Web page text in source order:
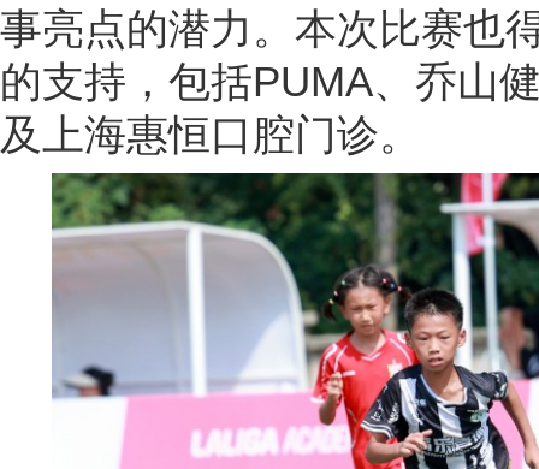
事亮点的潜力。本次比赛也
的支持，包括PUMA、乔山
及上海惠恒口腔门诊。